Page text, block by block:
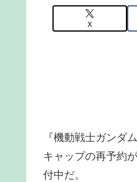
X
『機動戦士ガンダ
キャップの再予約
付中だ。